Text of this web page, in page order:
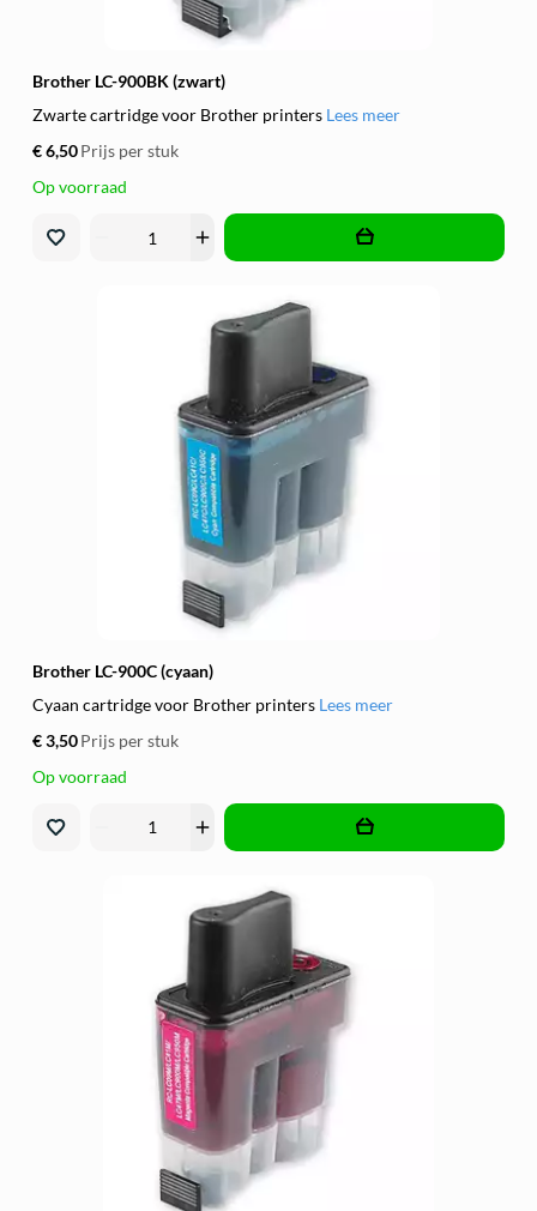
Brother LC-900BK (zwart)
Zwarte cartridge voor Brother printers Lees meer
€ 6,50Prijs per stuk
Op voorraad
add
Brother LC-900C (cyaan)
Cyaan cartridge voor Brother printers Lees meer
€ 3,50Prijs per stuk
Op voorraad
add